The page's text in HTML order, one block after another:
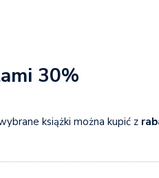
30%
książki można kupić z